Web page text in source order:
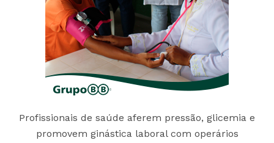
Profissionais de saúde aferem pressão, glicemia e
promovem ginástica laboral com operários